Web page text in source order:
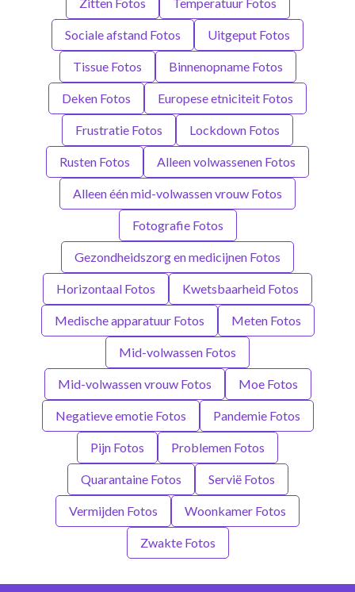
Sociale afstand Fotos Uitgeput Fotos
Tissue Fotos Binnenopname Fotos
Deken Fotos Europese etniciteit Fotos
Frustratie Fotos Lockdown Fotos
Rusten Fotos Alleen volwassenen Fotos
Alleen één mid-volwassen vrouw Fotos
Fotografie Fotos
Gezondheidszorg en medicijnen Fotos
Horizontaal Fotos Kwetsbaarheid Fotos
Medische apparatuur Fotos Meten Fotos
Mid-volwassen Fotos
Mid-volwassen vrouw Fotos Moe Fotos
Negatieve emotie Fotos Pandemie Fotos
Pijn Fotos Problemen Fotos
Quarantaine Fotos Servië Fotos
Vermijden Fotos Woonkamer Fotos
Zwakte Fotos